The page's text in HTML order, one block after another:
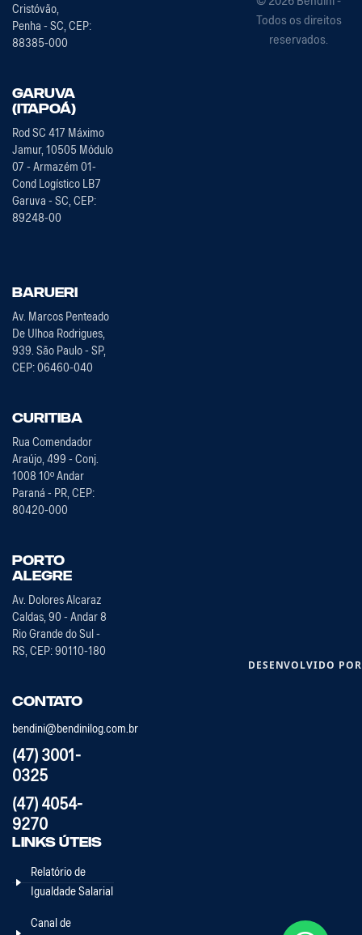
Cristóvão,
Penha - SC, CEP:
88385-000
Garuva
(Itapoá)
Rod SC 417 Máximo
Jamur, 10505 Módulo
07 - Armazém 01-
Cond Logístico LB7
Garuva - SC, CEP:
89248-00
Barueri
Av. Marcos Penteado
De Ulhoa Rodrigues,
939. São Paulo - SP,
CEP: 06460-040
Curitiba
Rua Comendador
Araújo, 499 - Conj.
1008 10º Andar
Paraná - PR, CEP:
80420-000
Porto
Alegre
Av. Dolores Alcaraz
Caldas, 90 - Andar 8
Rio Grande do Sul -
RS, CEP: 90110-180
Contato
bendini@bendinilog.com.br
(47) 3001-
0325
(47) 4054-
9270
Links Úteis
Relatório de
Igualdade Salarial
Canal de
Todos os direitos
reservados.
DESENVOLVIDO POR